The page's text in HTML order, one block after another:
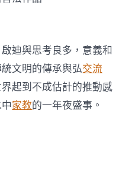
迪與思考良多，意義和
文明的傳承與弘交流
起到不成估計的推動感
家教的一年夜盛事。